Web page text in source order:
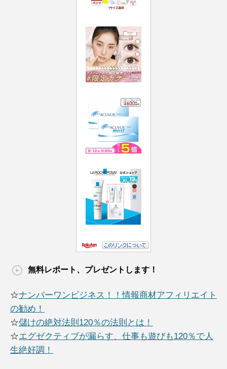
無料レポート、プレゼントします！
☆ナンバーワンビジネス！！情報商材アフィリエイト
の勧め！
☆儲けの絶対法則120％の法則とは！
☆エグゼクティブが漏らす、仕事も遊びも120％で人
生絶好調！